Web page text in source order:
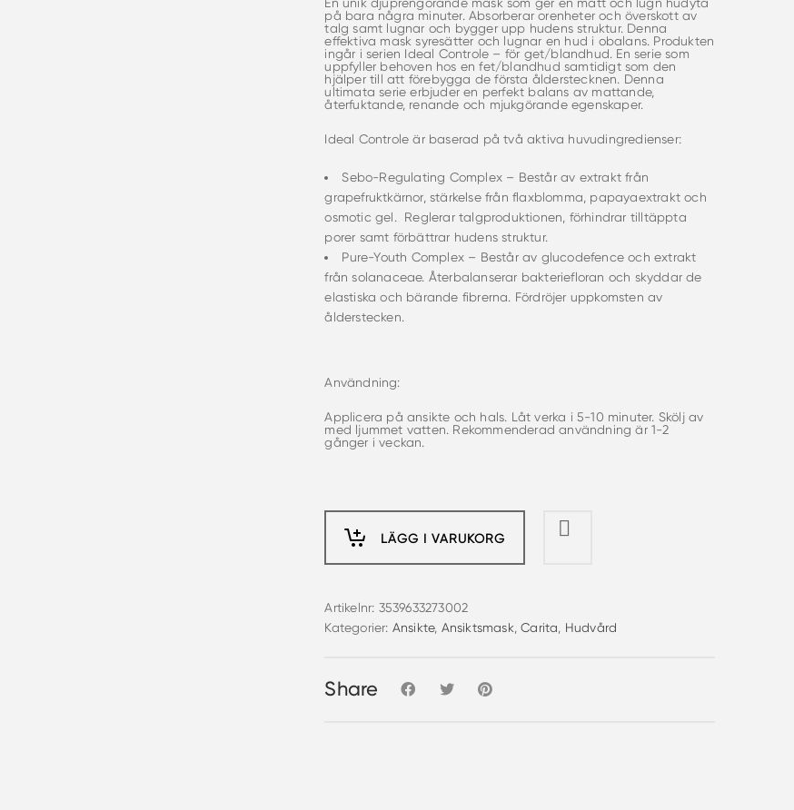
En unik djuprengörande mask som ger en matt och lugn hudyta
på bara några minuter. Absorberar orenheter och överskott av
talg samt lugnar och bygger upp hudens struktur. Denna
effektiva mask syresätter och lugnar en hud i obalans. Produkten
ingår i serien Ideal Controle – för get/blandhud. En serie som
uppfyller behoven hos en fet/blandhud samtidigt som den
hjälper till att förebygga de första ålderstecknen. Denna
ultimata serie erbjuder en perfekt balans av mattande,
återfuktande, renande och mjukgörande egenskaper.
Ideal Controle är baserad på två aktiva huvudingredienser:
Sebo-Regulating Complex – Består av extrakt från
grapefruktkärnor, stärkelse från flaxblomma, papayaextrakt och
osmotic gel. Reglerar talgproduktionen, förhindrar tilltäppta
porer samt förbättrar hudens struktur.
Pure-Youth Complex – Består av glucodefence och extrakt
från solanaceae. Återbalanserar bakteriefloran och skyddar de
elastiska och bärande fibrerna. Fördröjer uppkomsten av
ålderstecken.
Användning:
Applicera på ansikte och hals. Låt verka i 5-10 minuter. Skölj av
med ljummet vatten. Rekommenderad användning är 1-2
gånger i veckan.
LÄGG I VARUKORG
Artikelnr: 3539633273002
Kategorier: Ansikte, Ansiktsmask,Carita, Hudvård
Share